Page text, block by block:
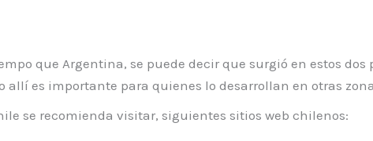
que Argentina, se puede decir que surgió en estos dos
es importante para quienes lo desarrollan en otras
se recomienda visitar, siguientes sitios web chilenos: